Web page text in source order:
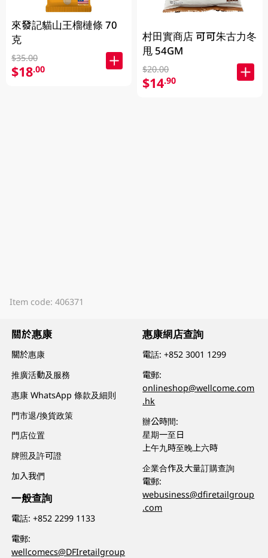
來發記貓山王榴槤條 70
克
$35.00
$18.00
村田實商店 可可朱古力冬
甩 54GM
$20.00
$14.90
Item code: 406371
關於惠康
關於惠康
推廣活動及服務
惠康 WhatsApp 條款及細則
門市退/換貨政策
門店位置
牌照及許可證
加入我們
一般查詢
電話:+852 2299 1133
電郵:
wellcomecs@DFIretailgroup
惠康網店查詢
電話:+852 3001 1299
電郵:
onlineshop@wellcome.com
.hk
辦公時間:
星期一至日
上午九時至晚上六時
企業合作及大量訂購查詢
電郵:
webusiness@dfiretailgroup
.com